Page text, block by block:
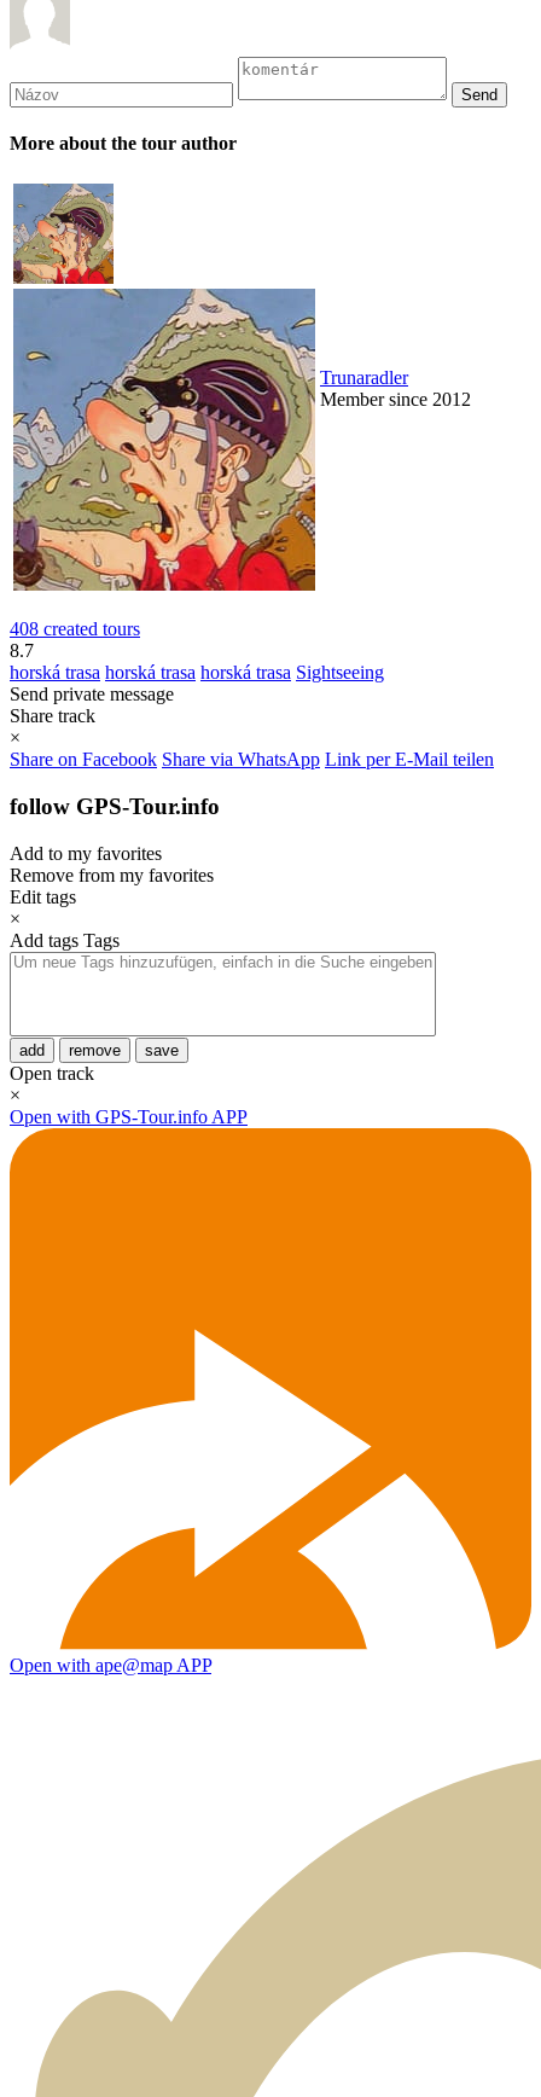
More about the tour author
Trunaradler
Member since 2012
408 created tours
8.7
horská trasa horská trasa horská trasa Sightseeing
Send private message
Share track
×
Share on Facebook Share via WhatsApp Link per E-Mail teilen
follow GPS-Tour.info
Add to my favorites
Remove from my favorites
Edit tags
×
Add tags Tags
add remove save
Open track
×
Open with GPS-Tour.info APP
Open with ape@map APP